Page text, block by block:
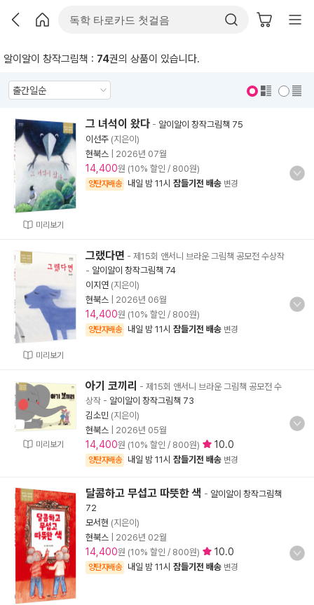
알이알이 창작그림책 : 74권의 상품이 있습니다.
미리보기
그 녀석이 왔다 - 알이알이 창작그림책 75
이선주 (지은이)
현북스
2026년 07월
14,400원 (10% 할인 / 800원)
양탄자배송 내일 밤 11시 잠들기전 배송 변경
미리보기
그랬다면 - 제15회 앤서니 브라운 그림책 공모전 수상작
- 알이알이 창작그림책 74
이지연 (지은이)
현북스
2026년 06월
14,400원 (10% 할인 / 800원)
양탄자배송 내일 밤 11시 잠들기전 배송 변경
미리보기
아기 코끼리 - 제15회 앤서니 브라운 그림책 공모전 수
상작 - 알이알이 창작그림책 73
김소민 (지은이)
현북스
2026년 05월
14,400원 (10% 할인 / 800원) 10.0
양탄자배송 내일 밤 11시 잠들기전 배송 변경
달콤하고 무섭고 따뜻한 색 - 알이알이 창작그림책
72
모서현 (지은이)
현북스
2026년 02월
14,400원 (10% 할인 / 800원) 10.0
양탄자배송 내일 밤 11시 잠들기전 배송 변경